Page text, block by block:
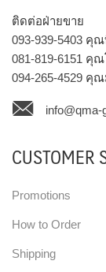
ติดต่อฝ่ายขาย
093-939-5403 คุณ
081-819-6151 คุณ
094-265-4529 คุณ
info@qma-
CUSTOMER
Promotions
How to Order
Shipping